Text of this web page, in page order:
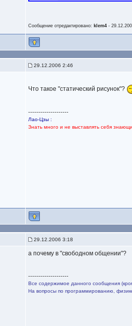
Сообщение отредактировано: klem4 -
29.12.2006 2:46
Что такое "статический рисунок"?
--------------------
Лао-Цзы :
Знать много и не выставлять себя
29.12.2006 3:18
а почему в "свободном общении"?
--------------------
Все содержимое данного сообщения
На вопросы по программированию,